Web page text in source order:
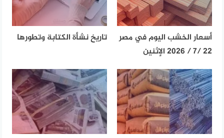
أسعار الخشب اليوم في مصر
22 /7 / 2026 الإثنين
تاريخ نشأة الكتابة وتطورها